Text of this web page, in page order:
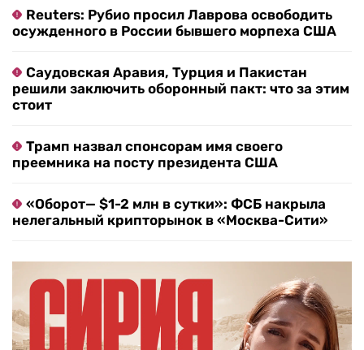
Reuters: Рубио просил Лаврова освободить
осужденного в России бывшего морпеха США
Саудовская Аравия, Турция и Пакистан
решили заключить оборонный пакт: что за этим
стоит
Трамп назвал спонсорам имя своего
преемника на посту президента США
«Оборот— $1-2 млн в сутки»: ФСБ накрыла
нелегальный крипторынок в «Москва-Сити»